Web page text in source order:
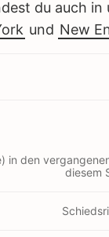
du auch in
und New
in den
diesem